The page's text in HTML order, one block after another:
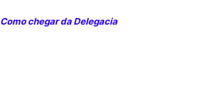
Como chegar da Delegacia